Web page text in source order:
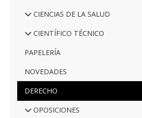
CIENCIAS DE LA SALUD
CIENTÍFICO TÉCNICO
PAPELERÍA
NOVEDADES
DERECHO
OPOSICIONES